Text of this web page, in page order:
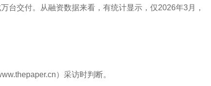
台交付。从融资数据来看，有统计显示，仅2026年3月，
）采访时判断。